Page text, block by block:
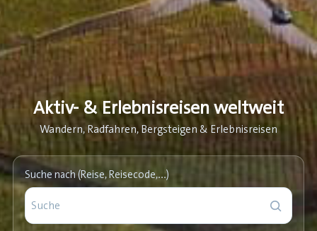
Aktiv- & Erlebnisreisen weltweit
Wandern, Radfahren, Bergsteigen & Erlebnisreisen
Suche nach (Reise, Reisecode,…)